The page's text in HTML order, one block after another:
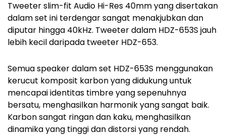
Tweeter slim-fit Audio Hi-Res 40mm yang disertakan
dalam set ini terdengar sangat menakjubkan dan
diputar hingga 40kHz. Tweeter dalam HDZ-653S jauh
lebih kecil daripada tweeter HDZ-653.
Semua speaker dalam set HDZ-653S menggunakan
kerucut komposit karbon yang didukung untuk
mencapai identitas timbre yang sepenuhnya
bersatu, menghasilkan harmonik yang sangat baik.
Karbon sangat ringan dan kaku, menghasilkan
dinamika yang tinggi dan distorsi yang rendah.